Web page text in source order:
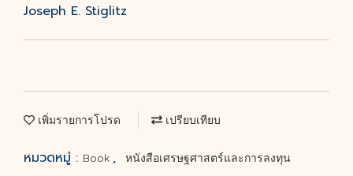
Joseph E. Stiglitz
เพิ่มรายการโปรด เปรียบเทียบ
หมวดหมู่ : Book , หนังสือเศรษฐศาสตร์และการลงทุน